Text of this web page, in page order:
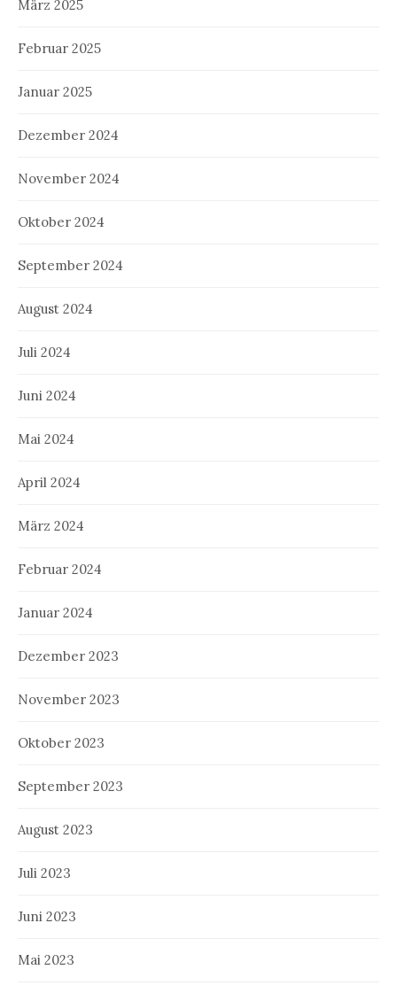
März 2025
Februar 2025
Januar 2025
Dezember 2024
November 2024
Oktober 2024
September 2024
August 2024
Juli 2024
Juni 2024
Mai 2024
April 2024
März 2024
Februar 2024
Januar 2024
Dezember 2023
November 2023
Oktober 2023
September 2023
August 2023
Juli 2023
Juni 2023
Mai 2023